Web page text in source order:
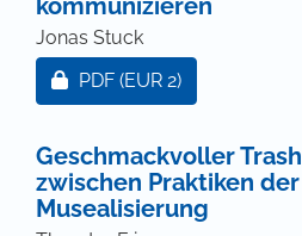
kommunizieren
Jonas Stuck
Zugang für Abonnent/
PDF (EUR 2)
Geschmackvoller
zwischen Praktiken
Musealisierung